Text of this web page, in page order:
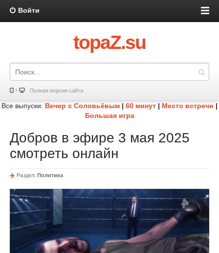
Войти
topaZ.su
Полная версия сайта
Все выпуски: Вечер с Соловьёвым | 60 минут | Место встречи |
Большая игра
Добров в эфире 3 мая 2025
смотреть онлайн
Раздел: Политика